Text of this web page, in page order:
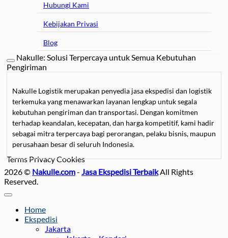
Hubungi Kami
Kebijakan Privasi
Blog
Nakulle: Solusi Terpercaya untuk Semua Kebutuhan
Pengiriman
Nakulle Logistik merupakan penyedia jasa ekspedisi dan logistik
terkemuka yang menawarkan layanan lengkap untuk segala
kebutuhan pengiriman dan transportasi. Dengan komitmen
terhadap keandalan, kecepatan, dan harga kompetitif, kami hadir
sebagai mitra terpercaya bagi perorangan, pelaku bisnis, maupun
perusahaan besar di seluruh Indonesia.
Kami mengkhususkan diri dalam
dari paket kecil hingga kargo besar, dengan pilihan layanan darat,
laut, dan udara untuk memastikan barang sampai tepat waktu.
motor
car carrier dan towing yang modern serta tim profesional yang
berpengalaman menangani kendaraan dengan hati-hati.
TermsPrivacyCookies
2026 © Nakulle.com- Jasa Ekspedisi TerbaikAll Rights
Reserved.
Home
Ekspedisi
Jakarta